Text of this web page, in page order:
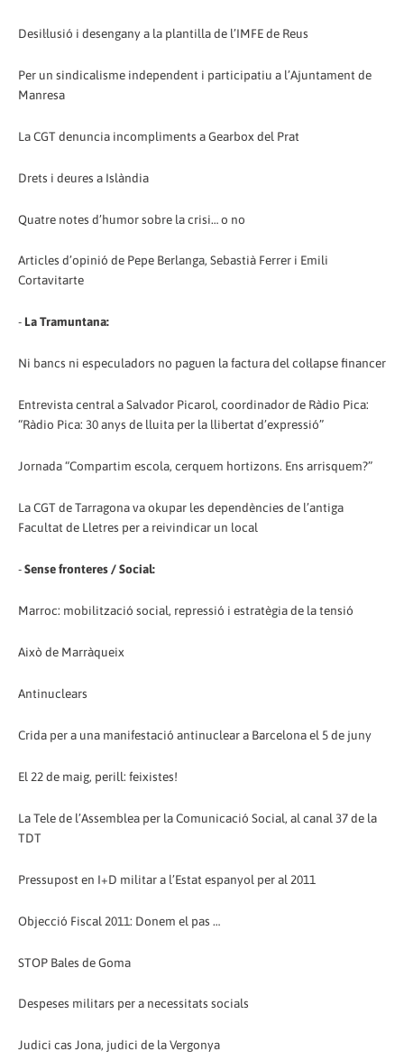
Desil·lusió i desengany a la plantilla de l’IMFE de Reus
Per un sindicalisme independent i participatiu a l’Ajuntament de
Manresa
La CGT denuncia incompliments a Gearbox del Prat
Drets i deures a Islàndia
Quatre notes d’humor sobre la crisi… o no
Articles d’opinió de Pepe Berlanga, Sebastià Ferrer i Emili
Cortavitarte
- La Tramuntana:
Ni bancs ni especuladors no paguen la factura del col·lapse financer
Entrevista central a Salvador Picarol, coordinador de Ràdio Pica:
“Ràdio Pica: 30 anys de lluita per la llibertat d’expressió”
Jornada “Compartim escola, cerquem hortizons. Ens arrisquem?”
La CGT de Tarragona va okupar les dependències de l’antiga
Facultat de Lletres per a reivindicar un local
-Sense fronteres / Social:
Marroc: mobilització social, repressió i estratègia de la tensió
Això de Marràqueix
Antinuclears
Crida per a una manifestació antinuclear a Barcelona el 5 de juny
El 22 de maig, perill: feixistes!
La Tele de l’Assemblea per la Comunicació Social, al canal 37 de la
TDT
Pressupost en I+D militar a l’Estat espanyol per al 2011
Objecció Fiscal 2011: Donem el pas …
STOP Bales de Goma
Despeses militars per a necessitats socials
Judici cas Jona, judici de la Vergonya